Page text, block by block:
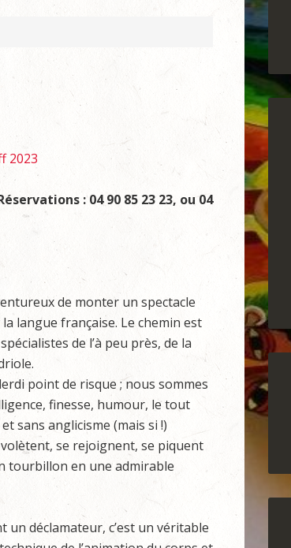
2023
: 04 90 85 23 23, ou 04
de monter un spectacle
langue française. Le chemin est
de l’à peu près, de la
point de risque ; nous sommes
finesse, humour, le tout
sans anglicisme (mais si !)
se rejoignent, se piquent
tourbillon en une admirable
un déclamateur, c’est un véritable